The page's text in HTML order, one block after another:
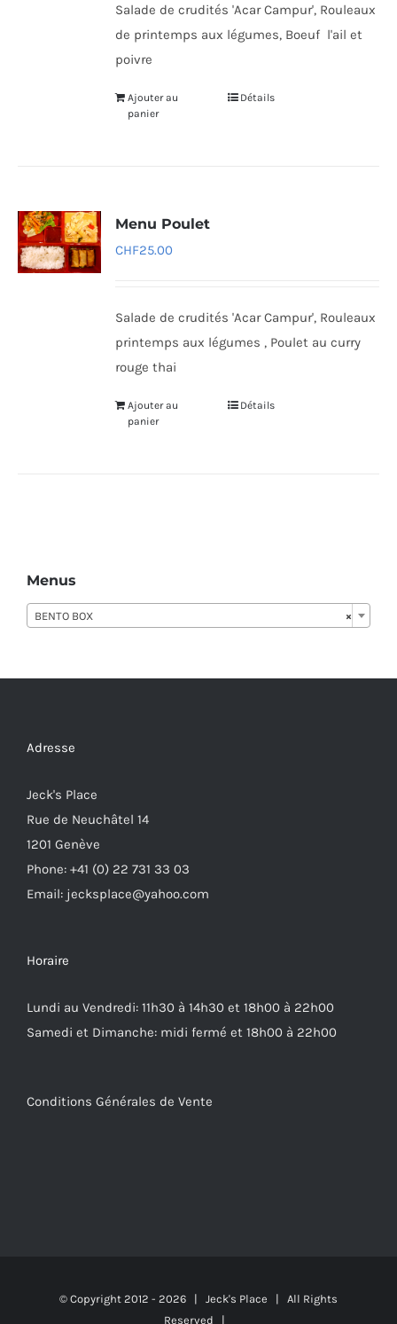
Salade de crudités 'Acar Campur', Rouleaux
de printemps aux légumes, Boeuf l'ail et
poivre
Ajouter au
panier
Détails
Menu Poulet
CHF25.00
Salade de crudités 'Acar Campur', Rouleaux
printemps aux légumes , Poulet au curry
rouge thai
Ajouter au
panier
Détails
Menus
×
BENTO BOX
Adresse
Jeck's Place
Rue de Neuchâtel 14
1201 Genève
Phone: +41 (0) 22 731 33 03
Email: jecksplace@yahoo.com
Horaire
Lundi au Vendredi: 11h30 à 14h30 et 18h00 à 22h00
Samedi et Dimanche: midi fermé et 18h00 à 22h00
Conditions Générales de Vente
© Copyright 2012 - 2026 | Jeck's Place | All Rights
Reserved |